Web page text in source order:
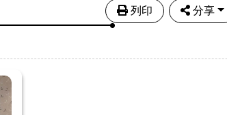
列印 分享